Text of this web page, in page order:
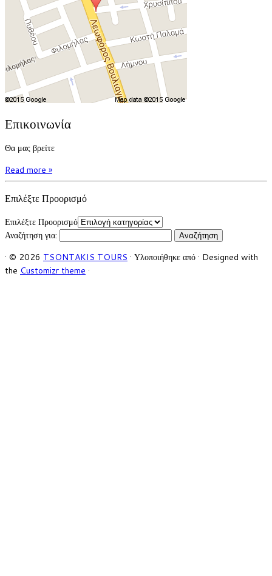
Επικοινωνία
Θα μας βρείτε
Read more »
Επιλέξτε Προορισμό
Επιλέξτε Προορισμό
Αναζήτηση για:
· © 2026 TSONTAKIS TOURS · Υλοποιήθηκε από · Designed with
the Customizr theme ·